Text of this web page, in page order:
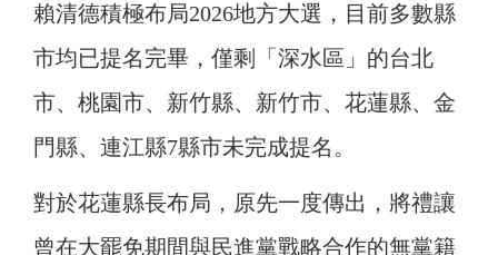
賴清德積極布局2026地方大選，目前多數縣
市均已提名完畢，僅剩「深水區」的台北
市、桃園市、新竹縣、新竹市、花蓮縣、金
門縣、連江縣7縣市未完成提名。
對於花蓮縣長布局，原先一度傳出，將禮讓
曾在大罷免期間與民進黨戰略合作的無黨籍